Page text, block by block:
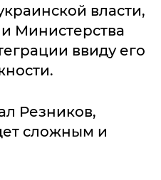
власти,
Министерства
ввиду его
Резников,
сложным и